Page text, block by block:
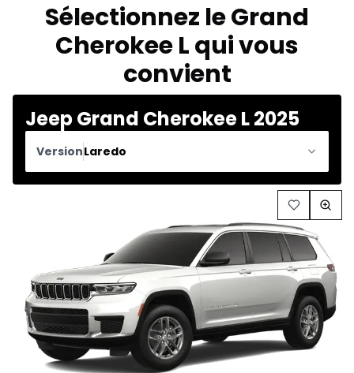
Sélectionnez le Grand
Cherokee L qui vous
convient
Jeep Grand Cherokee L 2025
VersionLaredo